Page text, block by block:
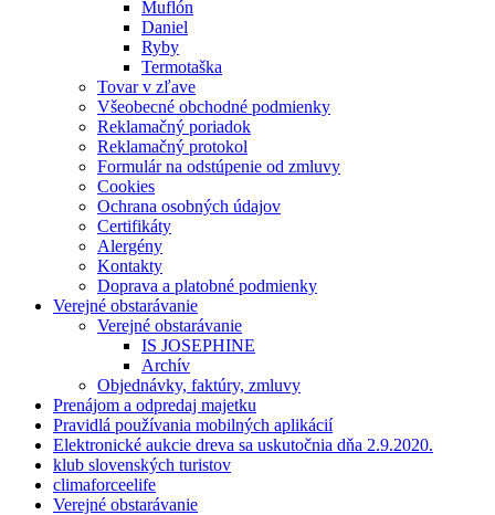
Muflón
Daniel
Ryby
Termotaška
Tovar v zľave
Všeobecné obchodné podmienky
Reklamačný poriadok
Reklamačný protokol
Formulár na odstúpenie od zmluvy
Cookies
Ochrana osobných údajov
Certifikáty
Alergény
Kontakty
Doprava a platobné podmienky
Verejné obstarávanie
Verejné obstarávanie
IS JOSEPHINE
Archív
Objednávky, faktúry, zmluvy
Prenájom a odpredaj majetku
Pravidlá používania mobilných aplikácií
Elektronické aukcie dreva sa uskutočnia dňa 2.9.2020.
klub slovenských turistov
climaforceelife
Verejné obstarávanie